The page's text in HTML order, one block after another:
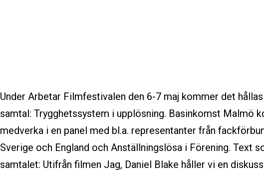
Under Arbetar Filmfestivalen den 6-7 maj kommer det
samtal: Trygghetssystem i upplösning. Basinkomst Malmö
medverka i en panel med bl.a. representanter från
Sverige och England och Anställningslösa i Förening. Text
samtalet: Utifrån filmen Jag, Daniel Blake håller vi en